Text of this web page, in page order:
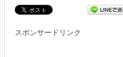
スポンサードリンク